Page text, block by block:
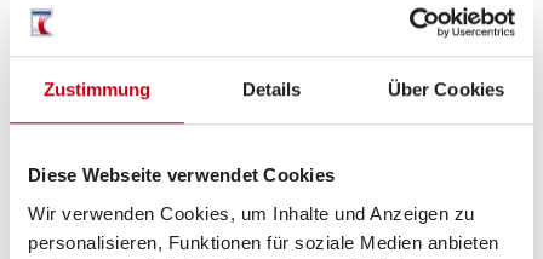
Zustimmung Details Über Cookies
Diese Webseite verwendet Cookies
Wir verwenden Cookies, um Inhalte und Anzeigen zu
personalisieren, Funktionen für soziale Medien anbieten
Tag